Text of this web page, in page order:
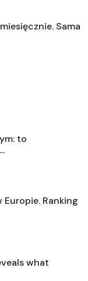
Sama
to
Ranking
what